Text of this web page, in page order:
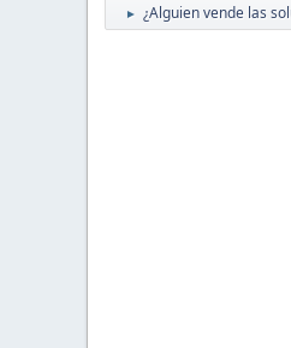
► ¿Alguien vende las